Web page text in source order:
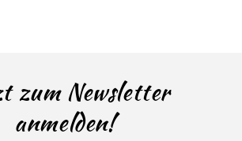
zum Newsletter
anmelden!